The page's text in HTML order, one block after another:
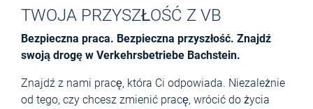
TWOJA PRZYSZŁOŚĆ Z VB
Bezpieczna praca. Bezpieczna przyszłość. Znajdź
swoją drogę w Verkehrsbetriebe Bachstein.
Znajdź z nami pracę, która Ci odpowiada. Niezależnie
od tego, czy chcesz zmienić pracę, wrócić do życia